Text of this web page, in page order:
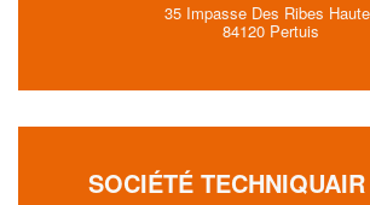
35 Impasse Des Ribes
84120 Pertuis
SOCIÉTÉ